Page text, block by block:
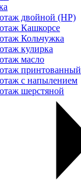
двойной (НР)
Кашкорсе
Кольчужка
кулирка
масло
принтованный
с напылением
шерстяной